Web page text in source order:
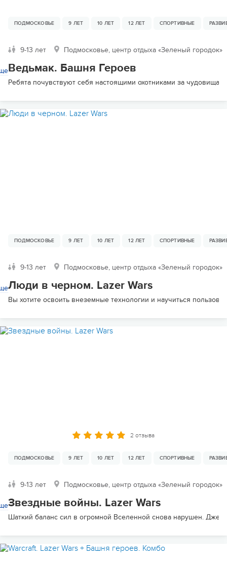
ПОДМОСКОВЬЕ 9 ЛЕТ 10 ЛЕТ 12 ЛЕТ СПОРТИВНЫЕ
9-13 лет Подмосковье, центр отдыха «Зеленый городок»
Ведьмак. Башня Героев
Ребята почувствуют себя настоящими охотниками за
ПОДМОСКОВЬЕ 9 ЛЕТ 10 ЛЕТ 12 ЛЕТ СПОРТИВНЫЕ
9-13 лет Подмосковье, центр отдыха «Зеленый городок»
Люди в черном. Lazer Wars
Вы хотите освоить внеземные технологии и научиться
2 отзыва
ПОДМОСКОВЬЕ 9 ЛЕТ 10 ЛЕТ 12 ЛЕТ СПОРТИВНЫЕ
9-13 лет Подмосковье, центр отдыха «Зеленый городок»
Звездные войны. Lazer Wars
Шаткий баланс сил в огромной Вселенной снова нарушен.